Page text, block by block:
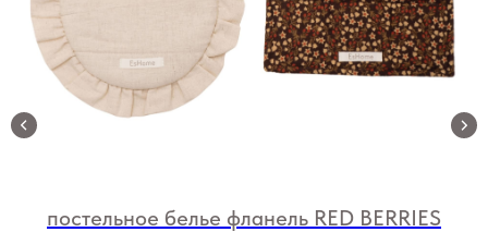
постельное белье фланель RED BERRIES